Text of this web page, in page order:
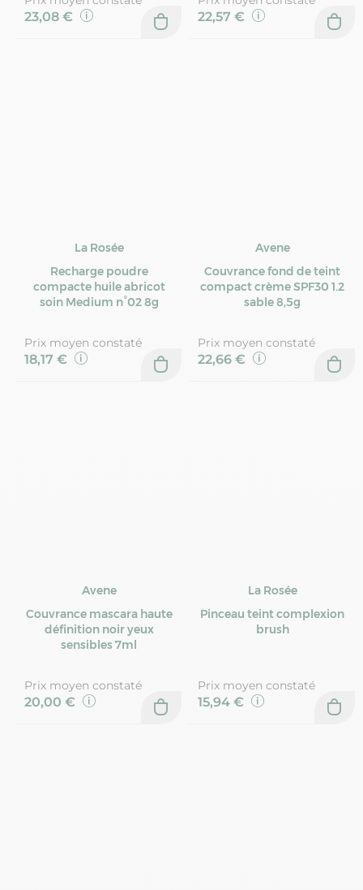
23,08 € 22,57 €
La Rosée
Recharge poudre
compacte huile abricot
soin Medium n°02 8g
Prix moyen constaté
18,17 €
Avene
Couvrance fond de teint
compact crème SPF30 1.2
sable 8,5g
Prix moyen constaté
22,66 €
Avene
Couvrance mascara haute
définition noir yeux
sensibles 7ml
Prix moyen constaté
20,00 €
La Rosée
Pinceau teint complexion
brush
Prix moyen constaté
15,94 €